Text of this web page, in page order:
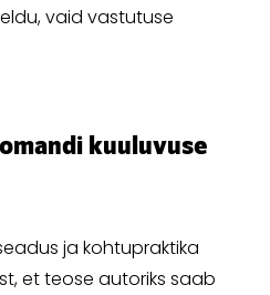
vaid vastutuse
kuuluvuse
ja kohtupraktika
et teose autoriks saab